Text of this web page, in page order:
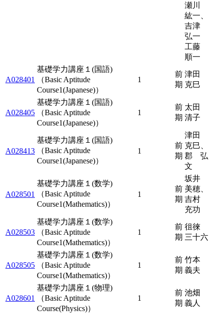
瀬川
紘一、
吉津
弘一
工藤
順一
A028401
基礎学力講座１(国語)
（Basic Aptitude
Course1(Japanese)）
1
前
期
津田
克巳
A028405
基礎学力講座１(国語)
（Basic Aptitude
Course1(Japanese)）
1
前
期
太田
清子
A028413
基礎学力講座１(国語)
（Basic Aptitude
Course1(Japanese)）
1
前
期
津田
克巳、
郡 弘
文
A028501
基礎学力講座１(数学)
（Basic Aptitude
Course1(Mathematics)）
1
前
期
坂井
美穂、
吉村
充功
A028503
基礎学力講座１(数学)
（Basic Aptitude
Course1(Mathematics)）
1
前
期
徂徠
三十六
A028505
基礎学力講座１(数学)
（Basic Aptitude
Course1(Mathematics)）
1
前
期
竹本
義夫
A028601
基礎学力講座１(物理)
（Basic Aptitude
Course(Physics)）
1
前
期
池畑
義人